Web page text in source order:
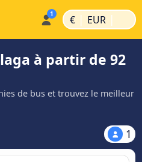
€ | EUR |
à partir de 92
de bus et trouvez le meilleur
1